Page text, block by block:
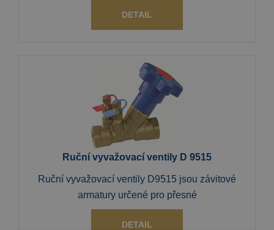
DETAIL
Ruční vyvažovací ventily D 9515
Ruční vyvažovací ventily D9515 jsou závitové
armatury určené pro přesné
DETAIL